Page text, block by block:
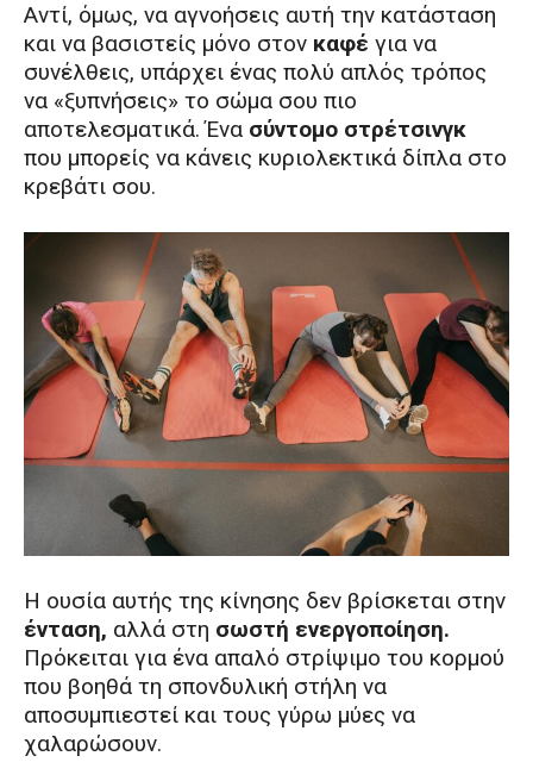
Αντί, όμως, να αγνοήσεις αυτή την κατάσταση
και να βασιστείς μόνο στον καφέ για να
συνέλθεις, υπάρχει ένας πολύ απλός τρόπος
να «ξυπνήσεις» το σώμα σου πιο
αποτελεσματικά. Ένα σύντομο στρέτσινγκ
που μπορείς να κάνεις κυριολεκτικά δίπλα στο
κρεβάτι σου.
Η ουσία αυτής της κίνησης δεν βρίσκεται στην
ένταση, αλλά στη σωστή ενεργοποίηση.
Πρόκειται για ένα απαλό στρίψιμο του κορμού
που βοηθά τη σπονδυλική στήλη να
αποσυμπιεστεί και τους γύρω μύες να
χαλαρώσουν.